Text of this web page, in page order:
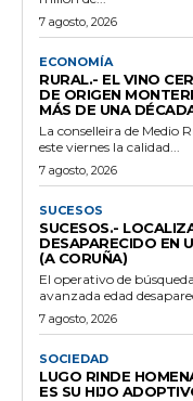
7 agosto, 2026
ECONOMÍA
RURAL.- EL VINO
DE ORIGEN
MÁS DE UNA
La conselleira de Medio
este viernes la calidad...
7 agosto, 2026
SUCESOS
SUCESOS.-
DESAPARECIDO EN
(A CORUÑA)
El operativo de
avanzada edad
7 agosto, 2026
SOCIEDAD
LUGO RINDE
ES SU HIJO